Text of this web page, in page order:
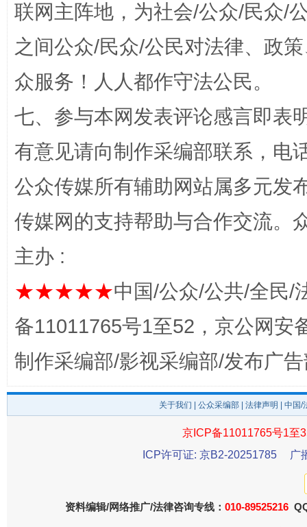
这是一记警钟！ 谢
在谋一域中谋全局
今
联网主阵地，为社会/公众/民众/
之间公众/民众/公民对法律、政
众服务！人人都作守法公民。
七、参与本网发表评论感言即表
有意见请向制作采编部联系，电
公众传媒所有辅助网站属多元发
传媒网的支持帮助与合作交流。
主办 :
★★★★★中国/公众/公共/全民/
备11011765号1至52，京公网安
制作采编部/影视采编部/发布广
关于我们 公众采编部 法律声明 | 中国
京ICP备11011765号1至
ICP许可证: 京B2-20251785
广
资料编辑/网络推广/法律咨询专线： 010-89525216